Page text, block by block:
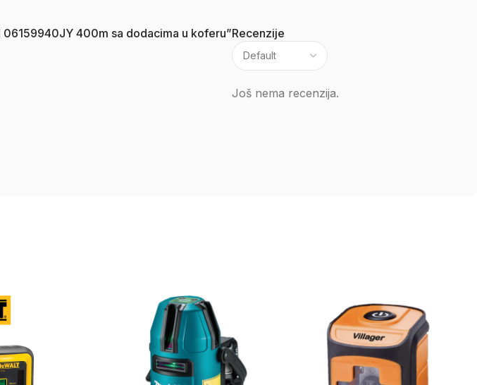
Recenzije
Još nema recenzija.
400m sa dodacima u koferu”